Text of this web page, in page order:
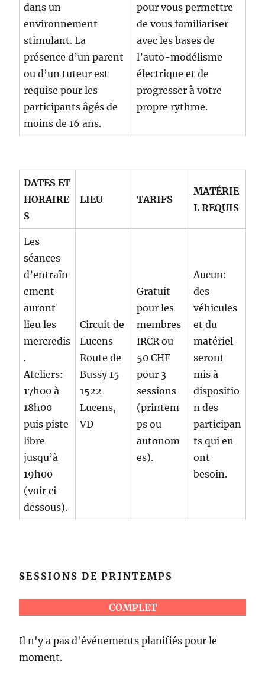
dans un
environnement
stimulant. La
présence d’un parent
ou d’un tuteur est
requise pour les
participants âgés de
moins de 16 ans.
pour vous permettre
de vous familiariser
avec les bases de
l’auto-modélisme
électrique et de
progresser à votre
propre rythme.
DATES ET
HORAIRE
S
LIEU TARIFS
MATÉRIE
L REQUIS
Les
séances
d’entraîn
ement
auront
lieu les
mercredis
.
Ateliers:
17h00 à
18h00
puis piste
libre
jusqu’à
19h00
(voir ci-
dessous).
Circuit de
Lucens
Route de
Bussy 15
1522
Lucens,
VD
Gratuit
pour les
membres
IRCR ou
50 CHF
pour 3
sessions
(printem
ps ou
autonom
es).
Aucun:
des
véhicules
et du
matériel
seront
mis à
dispositio
n des
participan
ts qui en
ont
besoin.
SESSIONS DE PRINTEMPS
COMPLET
Il n'y a pas d'événements planifiés pour le
moment.